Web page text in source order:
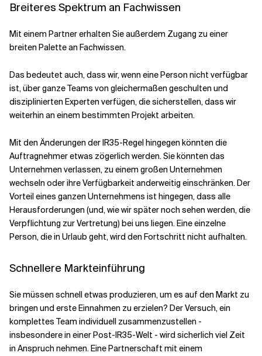
Breiteres Spektrum an Fachwissen
Mit einem Partner erhalten Sie außerdem Zugang zu einer
breiten Palette an Fachwissen.
Das bedeutet auch, dass wir, wenn eine Person nicht verfügbar
ist, über ganze Teams von gleichermaßen geschulten und
disziplinierten Experten verfügen, die sicherstellen, dass wir
weiterhin an einem bestimmten Projekt arbeiten.
Mit den Änderungen der IR35-Regel hingegen könnten die
Auftragnehmer etwas zögerlich werden. Sie könnten das
Unternehmen verlassen, zu einem großen Unternehmen
wechseln oder ihre Verfügbarkeit anderweitig einschränken. Der
Vorteil eines ganzen Unternehmens ist hingegen, dass alle
Herausforderungen (und, wie wir später noch sehen werden, die
Verpflichtung zur Vertretung) bei uns liegen. Eine einzelne
Person, die in Urlaub geht, wird den Fortschritt nicht aufhalten.
Schnellere Markteinführung
Sie müssen schnell etwas produzieren, um es auf den Markt zu
bringen und erste Einnahmen zu erzielen? Der Versuch, ein
komplettes Team individuell zusammenzustellen -
insbesondere in einer Post-IR35-Welt - wird sicherlich viel Zeit
in Anspruch nehmen. Eine Partnerschaft mit einem